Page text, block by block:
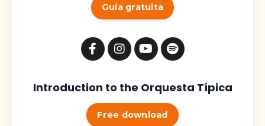
Guía gratuita
Introduction to the Orquesta Típica
Free download